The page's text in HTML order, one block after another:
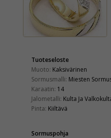
Tuoteseloste
Muoto: Kaksivärinen
Sormusmalli: Miesten
Karaatin: 14
Jalometalli: Kulta Ja
Pinta: Kiiltävä
Sormuspohja